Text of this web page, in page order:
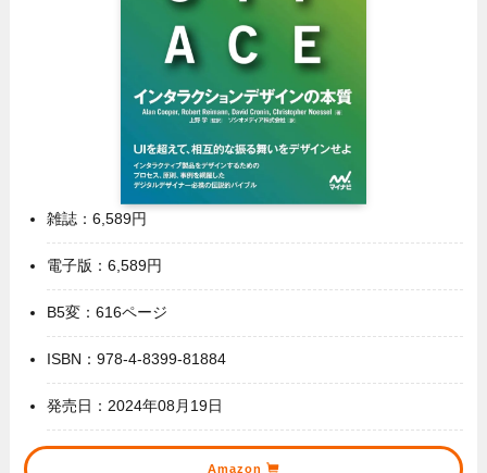
雑誌：6,589円
電子版：6,589円
B5変：616ページ
ISBN：978-4-8399-81884
発売日：2024年08月19日
Amazon